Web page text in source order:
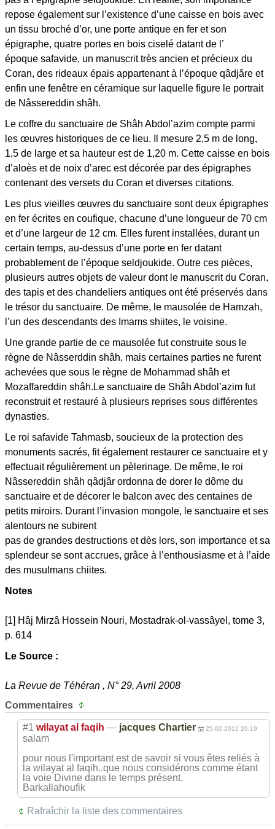
repose également sur l’existence d’une caisse en bois avec
un tissu broché d’or, une porte antique en fer et son
épigraphe, quatre portes en bois ciselé datant de l’
époque safavide, un manuscrit très ancien et précieux du
Coran, des rideaux épais appartenant à l’époque qâdjâre et
enfin une fenêtre en céramique sur laquelle figure le portrait
de Nâssereddin shâh.
Le coffre du sanctuaire de Shâh Abdol’azim compte parmi
les œuvres historiques de ce lieu. Il mesure 2,5 m de long,
1,5 de large et sa hauteur est de 1,20 m. Cette caisse en bois
d’aloès et de noix d’arec est décorée par des épigraphes
contenant des versets du Coran et diverses citations.
Les plus vieilles œuvres du sanctuaire sont deux épigraphes
en fer écrites en coufique, chacune d’une longueur de 70 cm
et d’une largeur de 12 cm. Elles furent installées, durant un
certain temps, au-dessus d’une porte en fer datant
probablement de l’époque seldjoukide. Outre ces pièces,
plusieurs autres objets de valeur dont le manuscrit du Coran,
des tapis et des chandeliers antiques ont été préservés dans
le trésor du sanctuaire. De même, le mausolée de Hamzah,
l’un des descendants des Imams shiites, le voisine.
Une grande partie de ce mausolée fut construite sous le
règne de Nâsserddin shâh, mais certaines parties ne furent
achevées que sous le règne de Mohammad shâh et
Mozaffareddin shâh.Le sanctuaire de Shâh Abdol’azim fut
reconstruit et restauré à plusieurs reprises sous différentes
dynasties.
Le roi safavide Tahmasb, soucieux de la protection des
monuments sacrés, fit également restaurer ce sanctuaire et y
effectuait régulièrement un pèlerinage. De même, le roi
Nâssereddin shâh qâdjâr ordonna de dorer le dôme du
sanctuaire et de décorer le balcon avec des centaines de
petits miroirs. Durant l’invasion mongole, le sanctuaire et ses
alentours ne subirent
pas de grandes destructions et dès lors, son importance et sa
splendeur se sont accrues, grâce à l’enthousiasme et à l’aide
des musulmans chiites.
Notes
[1] Hâj Mirzâ Hossein Nouri, Mostadrak-ol-vassâyel, tome 3,
p. 614
Le Source :
La Revue de Téhéran , N° 29, Avril 2008
Commentaires
#1 wilayat al faqih — jacques Chartier 25-02-2012 20:19
salam
pour nous l'important est de savoir si vous êtes reliés à
la wilayat al faqih..que nous considérons comme étant
la voie Divine dans le temps présent.
Barkallahoufik
Rafraîchir la liste des commentaires